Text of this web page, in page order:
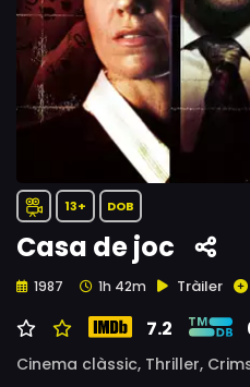
13+ DOB
Casa de joc
1987 1h 42m Tràiler
7.2
Cinema clàssic, Thriller,